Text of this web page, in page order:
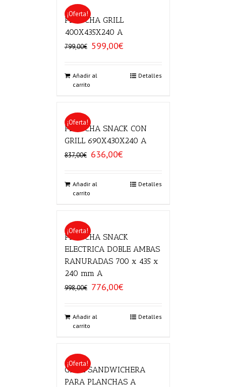
¡Oferta!
PLANCHA GRILL
400X435X240 A
799,00€
El
era:
599,00€El
Añadir al
carrito
Detalles
¡Oferta!
PLANCHA SNACK CON
GRILL 690X430X240 A
837,00€ El
era:
636,00€El
Añadir al
carrito
Detalles
¡Oferta!
PLANCHA SNACK
ELECTRICA DOBLE AMBAS
RANURADAS 700 x 435 x
240 mm A
998,00€ El
era:
776,00€El
Añadir al
carrito
Detalles
¡Oferta!
GRILL SANDWICHERA
PARA PLANCHAS A